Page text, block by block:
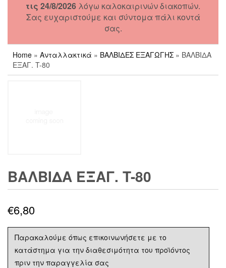
τις 24/8/2026 λόγω καλοκαιρινών διακοπών.
Σας ευχαριστούμε και σύντομα πάλι κοντά
σας.
Home » Ανταλλακτικά » ΒΑΛΒΙΔΕΣ ΕΞΑΓΩΓΗΣ » ΒΑΛΒΙΔΑ
ΕΞΑΓ. T-80
ΒΑΛΒΙΔΑ ΕΞΑΓ. T-80
€6,80
Παρακαλούμε όπως επικοινωνήσετε με το
κατάστημα για την διαθεσιμότητα του προϊόντος
πριν την παραγγελία σας